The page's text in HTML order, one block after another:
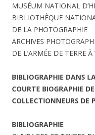
MUSÉUM NATIONAL
BIBLIOTHÈQUE
DE LA PHOTOGRAPHIE
ARCHIVES
DE L’ARMÉE DE TERRE
BIBLIOGRAPHIE DANS
COURTE BIOGRAPHIE
COLLECTIONNEURS DE
BIBLIOGRAPHIE